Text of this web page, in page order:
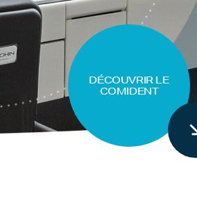
DÉCOUVRIR LE
COMIDENT